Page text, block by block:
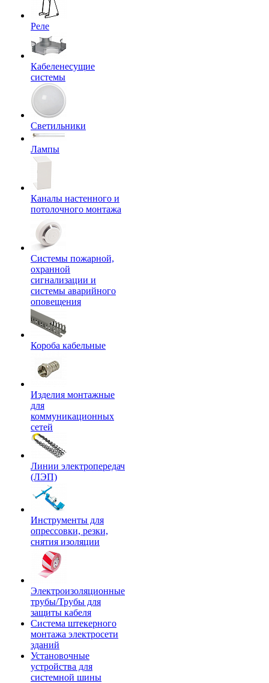
Реле
Кабеленесущие
системы
Светильники
Лампы
Каналы настенного и
потолочного монтажа
Системы пожарной,
охранной
сигнализации и
системы аварийного
оповещения
Короба кабельные
Изделия монтажные
для
коммуникационных
сетей
Линии электропередач
(ЛЭП)
Инструменты для
опрессовки, резки,
снятия изоляции
Электроизоляционные
трубы/Трубы для
защиты кабеля
Система штекерного
монтажа электросети
зданий
Установочные
устройства для
системной шины